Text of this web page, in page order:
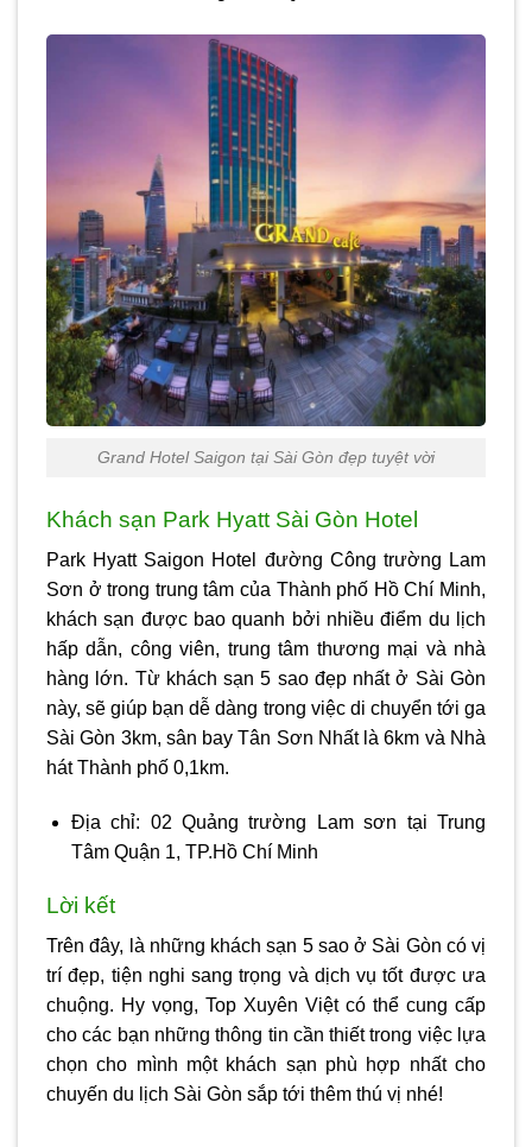
Grand Hotel Saigon tại Sài Gòn đẹp tuyệt vời
Khách sạn Park Hyatt Sài Gòn Hotel
Park Hyatt Saigon Hotel đường Công trường Lam
Sơn ở trong trung tâm của Thành phố Hồ Chí Minh,
khách sạn được bao quanh bởi nhiều điểm du lịch
hấp dẫn, công viên, trung tâm thương mại và nhà
hàng lớn. Từ khách sạn 5 sao đẹp nhất ở Sài Gòn
này, sẽ giúp bạn dễ dàng trong việc di chuyển tới ga
Sài Gòn 3km, sân bay Tân Sơn Nhất là 6km và Nhà
hát Thành phố 0,1km.
Địa chỉ: 02 Quảng trường Lam sơn tại Trung
Tâm Quận 1, TP.Hồ Chí Minh
Lời kết
Trên đây, là những khách sạn 5 sao ở Sài Gòn có vị
trí đẹp, tiện nghi sang trọng và dịch vụ tốt được ưa
chuộng. Hy vọng, Top Xuyên Việt có thể cung cấp
cho các bạn những thông tin cần thiết trong việc lựa
chọn cho mình một khách sạn phù hợp nhất cho
chuyến du lịch Sài Gòn sắp tới thêm thú vị nhé!